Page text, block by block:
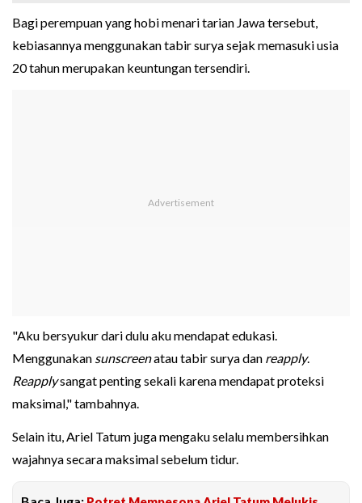
Bagi perempuan yang hobi menari tarian Jawa tersebut,
kebiasannya menggunakan tabir surya sejak memasuki usia
20 tahun merupakan keuntungan tersendiri.
"Aku bersyukur dari dulu aku mendapat edukasi.
Menggunakan sunscreenatau tabir surya dan reapply.
Reapplysangat penting sekali karena mendapat proteksi
maksimal," tambahnya.
Selain itu, Ariel Tatum juga mengaku selalu membersihkan
wajahnya secara maksimal sebelum tidur.